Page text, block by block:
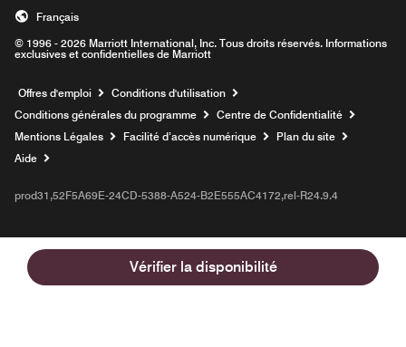
Vérifier la disponibilité
© 1996 - 2026 Marriott International, Inc. Tous droits réservés. Informations
exclusives et confidentielles de Marriott
Français
Offres d'emploi Ouvre une nouvelle fenêtre
Conditions d'utilisation
Conditions générales du programme
Centre de Confidentialité
Mentions Légales
Facilité d’accès numérique
Plan du site
Aide
prod31,52F5A69E-24CD-5388-A524-B2E555AC4172,rel-R24.9.4